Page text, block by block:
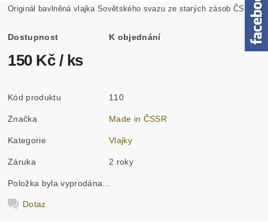
Originál bavlněná vlajka Sovětského svazu ze starých zásob ČSSR
Dostupnost K objednání
150 Kč / ks
Kód produktu 110
Značka Made in ČSSR
Kategorie Vlajky
Záruka 2 roky
Položka byla vyprodána...
Dotaz